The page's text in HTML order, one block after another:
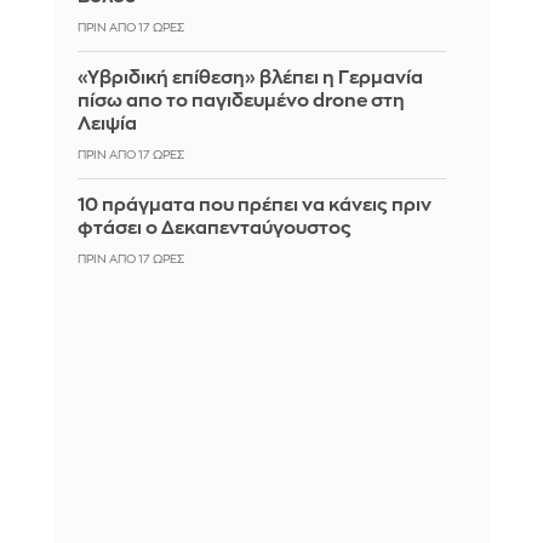
ΠΡΙΝ ΑΠΌ 17 ΏΡΕΣ
«Υβριδική επίθεση» βλέπει η Γερμανία
πίσω απο το παγιδευμένο drone στη
Λειψία
ΠΡΙΝ ΑΠΌ 17 ΏΡΕΣ
10 πράγματα που πρέπει να κάνεις πριν
φτάσει ο Δεκαπενταύγουστος
ΠΡΙΝ ΑΠΌ 17 ΏΡΕΣ